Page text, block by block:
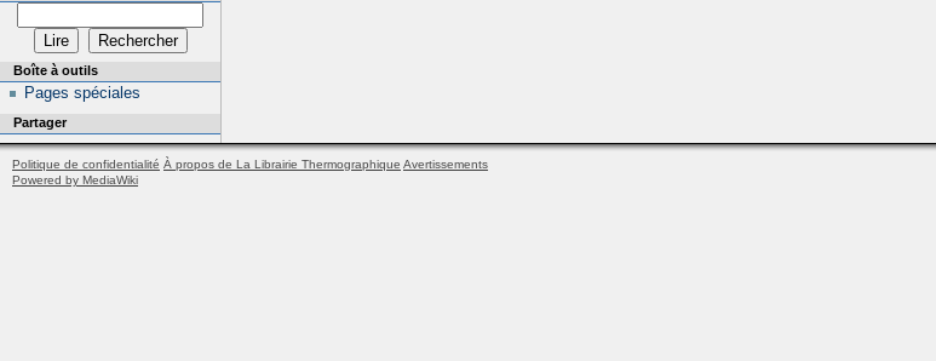
Boîte à outils
Pages spéciales
Partager
Politique de confidentialité À propos de La Librairie Thermographique Avertissements
Powered by MediaWiki